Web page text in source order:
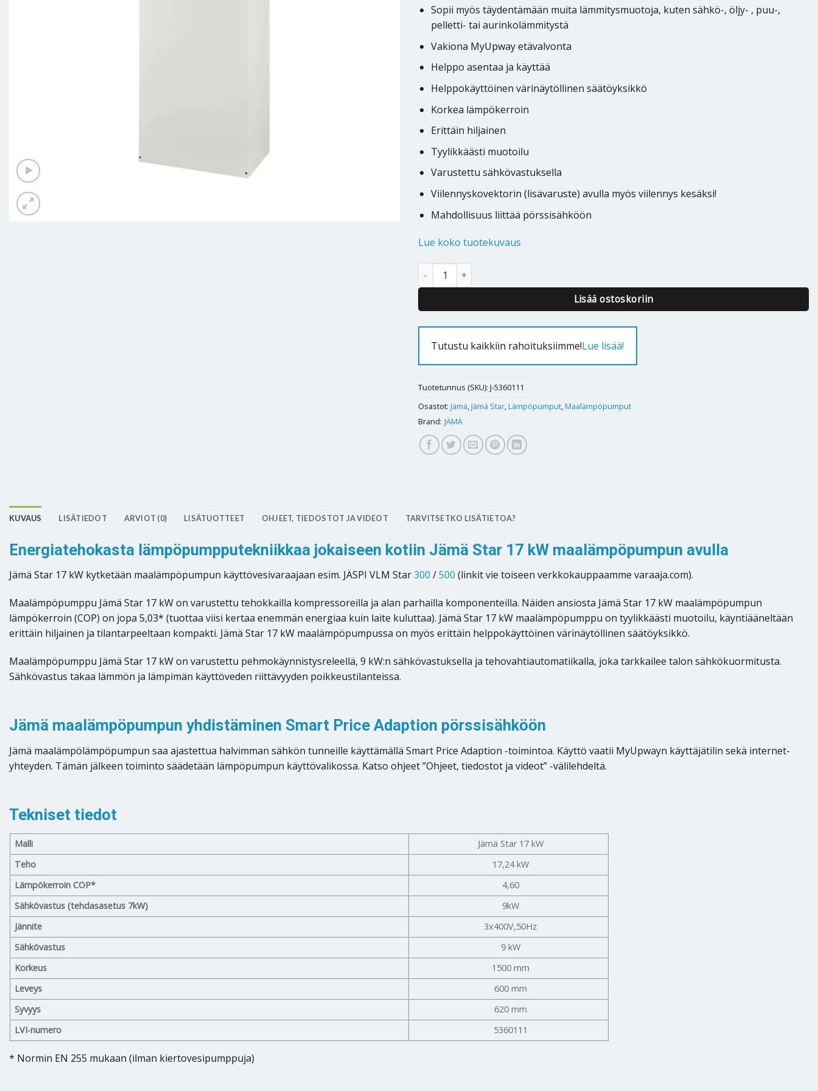
Sopii myös täydentämään muita lämmitysmuotoja, kuten sähkö-, öljy- , puu-,
pelletti- tai aurinkolämmitystä
Vakiona MyUpway etävalvonta
Helppo asentaa ja käyttää
Helppokäyttöinen värinäytöllinen säätöyksikkö
Korkea lämpökerroin
Erittäin hiljainen
Tyylikkäästi muotoilu
Varustettu sähkövastuksella
Viilennyskovektorin (lisävaruste) avulla myös viilennys kesäksi!
Mahdollisuus liittää pörssisähköön
Lue koko tuotekuvaus
Maalämpöpumppu Jämä Star 17 Kw määrä
Lisää ostoskoriin
Alternative:
Tutustu kaikkiin rahoituksiimme!Lue lisää!
Tuotetunnus (SKU): J-5360111
Osastot: Jämä,Jämä Star,Lämpöpumput,Maalämpöpumput
Brand: JÄMÄ
KUVAUS LISÄTIEDOT ARVIOT (0) LISÄTUOTTEET OHJEET, TIEDOSTOT JA VIDEOT TARVITSETKO LISÄTIETOA?
Energiatehokasta lämpöpumpputekniikkaa jokaiseen kotiin Jämä Star 17 kW maalämpöpumpun avulla
Jämä Star 17 kW kytketään maalämpöpumpun käyttövesivaraajaan esim. JÄSPI VLM Star300 /500 (linkit vie toiseen verkkokauppaamme varaaja.com).
Maalämpöpumppu Jämä Star 17 kW on varustettu tehokkailla kompressoreilla ja alan parhailla komponenteilla. Näiden ansiosta Jämä Star 17 kW maalämpöpumpun
lämpökerroin (COP) on jopa 5,03* (tuottaa viisi kertaa enemmän energiaa kuin laite kuluttaa). Jämä Star 17 kW maalämpöpumppu on tyylikkäästi muotoilu, käyntiääneltään
erittäin hiljainen ja tilantarpeeltaan kompakti. Jämä Star 17 kW maalämpöpumpussa on myös erittäin helppokäyttöinen värinäytöllinen säätöyksikkö.
Maalämpöpumppu Jämä Star 17 kW on varustettu pehmokäynnistysreleellä, 9 kW:n sähkövastuksella ja tehovahtiautomatiikalla, joka tarkkailee talon sähkökuormitusta.
Sähkövastus takaa lämmön ja lämpimän käyttöveden riittävyyden poikkeustilanteissa.
Jämä maalämpöpumpun yhdistäminen Smart Price Adaption pörssisähköön
Jämä maalämpölämpöpumpun saa ajastettua halvimman sähkön tunneille käyttämällä Smart Price Adaption -toimintoa. Käyttö vaatii MyUpwayn käyttäjätilin sekä internet-
yhteyden. Tämän jälkeen toiminto säädetään lämpöpumpun käyttövalikossa. Katso ohjeet ”Ohjeet, tiedostot ja videot” -välilehdeltä.
Tekniset tiedot
Malli
Jämä Star 17 kW
Teho
17,24 kW
Lämpökerroin COP*
4,60
Sähkövastus (tehdasasetus 7kW)
9kW
Jännite
3x400V,50Hz
Sähkövastus
9 kW
Korkeus
1500 mm
Leveys
600 mm
Syvyys
620 mm
LVI-numero
5360111
* Normin EN 255 mukaan (ilman kiertovesipumppuja)